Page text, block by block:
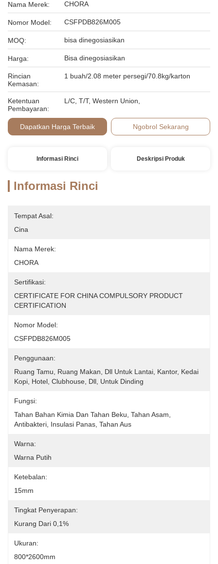
Nama Merek: CHORA
Nomor Model: CSFPDB826M005
MOQ: bisa dinegosiasikan
Harga: Bisa dinegosiasikan
Rincian
Kemasan:
1 buah/2.08 meter persegi/70.8kg/karton
Ketentuan
Pembayaran:
L/C, T/T, Western Union,
Dapatkan Harga Terbaik Ngobrol Sekarang
Informasi Rinci Deskripsi Produk
Informasi Rinci
Tempat Asal:
Cina
Nama Merek:
CHORA
Sertifikasi:
CERTIFICATE FOR CHINA COMPULSORY PRODUCT
CERTIFICATION
Nomor Model:
CSFPDB826M005
Penggunaan:
Ruang Tamu, Ruang Makan, Dll Untuk Lantai, Kantor, Kedai
Kopi, Hotel, Clubhouse, Dll, Untuk Dinding
Fungsi:
Tahan Bahan Kimia Dan Tahan Beku, Tahan Asam,
Antibakteri, Insulasi Panas, Tahan Aus
Warna:
Warna Putih
Ketebalan:
15mm
Tingkat Penyerapan:
Kurang Dari 0,1%
Ukuran:
800*2600mm